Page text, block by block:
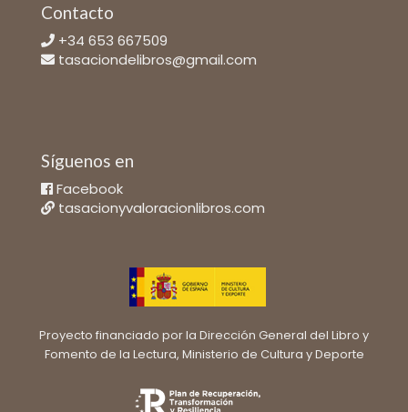
Contacto
+34 653 667509
tasaciondelibros@gmail.com
Síguenos en
Facebook
tasacionyvaloracionlibros.com
Proyecto financiado por la Dirección General del Libro y
Fomento de la Lectura, Ministerio de Cultura y Deporte